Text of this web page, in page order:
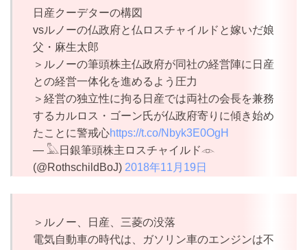
日産クーデターの構図
vsルノーの仏政府と仏ロスチャイルドと嫁いだ娘
父・麻生太郎
＞ルノーの筆頭株主仏政府が同社の経営陣に日産
との経営一体化を進めるよう圧力
＞経営の独立性に拘る日産では両社の会長を兼務
するカルロス・ゴーン氏が仏政府寄りに傾き始め
たことに警戒心https://t.co/Nbyk3E0OgH
— 𓅓日銀筆頭株主ロスチャイルド𓁹
(@RothschildBoJ) 2018年11月19日
＞ルノー、日産、三菱の没落
電気自動車の時代は、ガソリン車のエンジンは不